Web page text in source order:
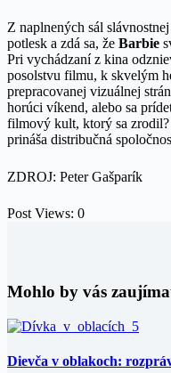
Z naplnených sál
potlesk a zdá sa, že Barbie
Pri vychádzaní z kina
posolstvu filmu, k skvelým
prepracovanej vizuálnej
horúci víkend, alebo sa
filmový kult, ktorý sa zrodil?
prináša distribučná
ZDROJ: Peter Gašparík
Post Views: 0
Mohlo by vás
Dievča v oblakoch: